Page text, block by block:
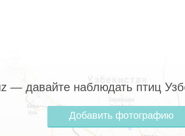
— давайте наблюдать птиц
Добавить фотографию